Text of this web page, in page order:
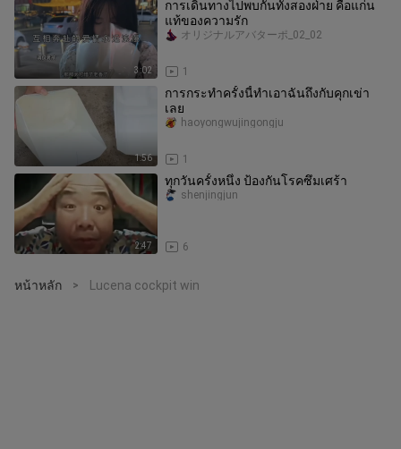
3:02
การเดินทางไปพบกันทั้งสองฝ่าย คือแก่น
แท้ของความรัก
1
オリジナルアバターポ_02_02
1:56
การกระทำครั้งนี้ทำเอาฉันถึงกับคุกเข่า
เลย
1
haoyongwujingongju
2:47
ทุกวันครั้งหนึ่ง ป้องกันโรคซึมเศร้า
6
shenjingjun
หน้าหลัก > Lucena cockpit win